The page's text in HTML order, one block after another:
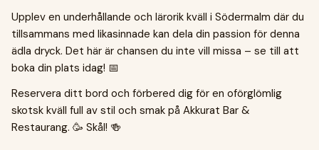
Upplev en underhållande och lärorik kväll i Södermalm där du
tillsammans med likasinnade kan dela din passion för denna
ädla dryck. Det här är chansen du inte vill missa – se till att
boka din plats idag! 📅
Reservera ditt bord och förbered dig för en oförglömlig
skotsk kväll full av stil och smak på Akkurat Bar &
Restaurang. 🥳 Skål! 🍻